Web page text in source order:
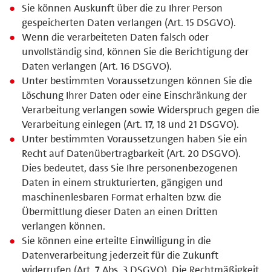
Sie können Auskunft über die zu Ihrer Person
gespeicherten Daten verlangen (Art. 15 DSGVO).
Wenn die verarbeiteten Daten falsch oder
unvollständig sind, können Sie die Berichtigung der
Daten verlangen (Art. 16 DSGVO).
Unter bestimmten Voraussetzungen können Sie die
Löschung Ihrer Daten oder eine Einschränkung der
Verarbeitung verlangen sowie Widerspruch gegen die
Verarbeitung einlegen (Art. 17, 18 und 21 DSGVO).
Unter bestimmten Voraussetzungen haben Sie ein
Recht auf Datenübertragbarkeit (Art. 20 DSGVO).
Dies bedeutet, dass Sie Ihre personenbezogenen
Daten in einem strukturierten, gängigen und
maschinenlesbaren Format erhalten bzw. die
Übermittlung dieser Daten an einen Dritten
verlangen können.
Sie können eine erteilte Einwilligung in die
Datenverarbeitung jederzeit für die Zukunft
widerrufen (Art. 7 Abs. 3 DSGVO). Die Rechtmäßigkeit